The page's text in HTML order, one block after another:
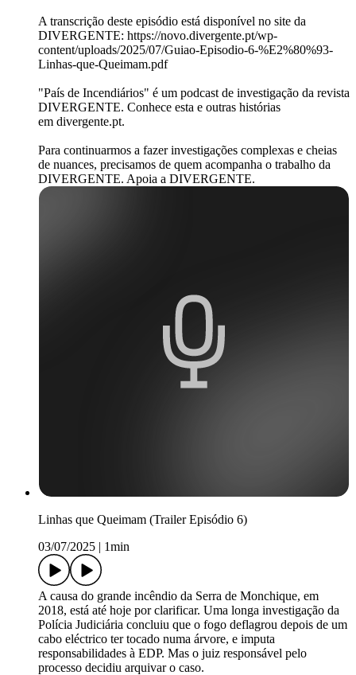
A transcrição deste episódio está disponível no site da
DIVERGENTE: https://novo.divergente.pt/wp-
content/uploads/2025/07/Guiao-Episodio-6-%E2%80%93-
Linhas-que-Queimam.pdf
"País de Incendiários" é um podcast de investigação da revista
DIVERGENTE. Conhece esta e outras histórias
em divergente.pt.
Para continuarmos a fazer investigações complexas e cheias
de nuances, precisamos de quem acompanha o trabalho da
DIVERGENTE. Apoia a DIVERGENTE.
Linhas que Queimam (Trailer Episódio 6)
03/07/2025 | 1min
A causa do grande incêndio da Serra de Monchique, em
2018, está até hoje por clarificar. Uma longa investigação da
Polícia Judiciária concluiu que o fogo deflagrou depois de um
cabo eléctrico ter tocado numa árvore, e imputa
responsabilidades à EDP. Mas o juiz responsável pelo
processo decidiu arquivar o caso.